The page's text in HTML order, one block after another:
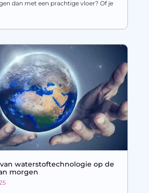
dan met een prachtige vloer? Of je
waterstoftechnologie op de
morgen